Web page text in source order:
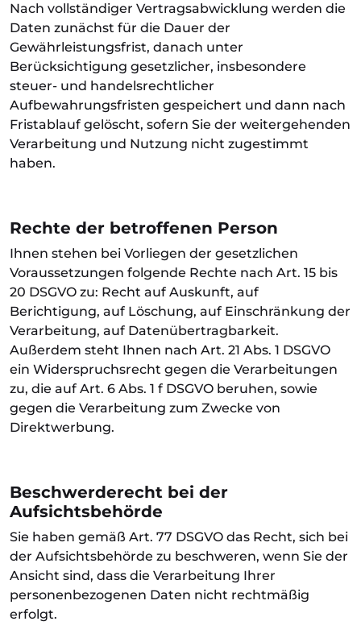
Nach vollständiger Vertragsabwicklung werden die
Daten zunächst für die Dauer der
Gewährleistungsfrist, danach unter
Berücksichtigung gesetzlicher, insbesondere
steuer- und handelsrechtlicher
Aufbewahrungsfristen gespeichert und dann nach
Fristablauf gelöscht, sofern Sie der weitergehenden
Verarbeitung und Nutzung nicht zugestimmt
haben.
Rechte der betroffenen Person
Ihnen stehen bei Vorliegen der gesetzlichen
Voraussetzungen folgende Rechte nach Art. 15 bis
20 DSGVO zu: Recht auf Auskunft, auf
Berichtigung, auf Löschung, auf Einschränkung der
Verarbeitung, auf Datenübertragbarkeit.
Außerdem steht Ihnen nach Art. 21 Abs. 1 DSGVO
ein Widerspruchsrecht gegen die Verarbeitungen
zu, die auf Art. 6 Abs. 1 f DSGVO beruhen, sowie
gegen die Verarbeitung zum Zwecke von
Direktwerbung.
Beschwerderecht bei der
Aufsichtsbehörde
Sie haben gemäß Art. 77 DSGVO das Recht, sich bei
der Aufsichtsbehörde zu beschweren, wenn Sie der
Ansicht sind, dass die Verarbeitung Ihrer
personenbezogenen Daten nicht rechtmäßig
erfolgt.